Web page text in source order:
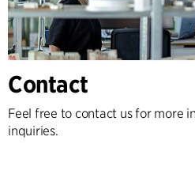
Contact
Feel free to contact us for more
inquiries.